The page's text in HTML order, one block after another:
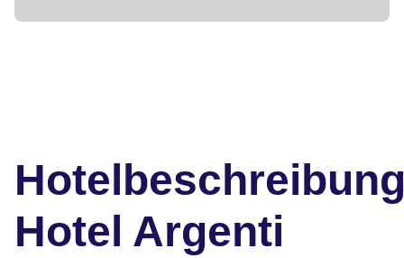
Hotel Argenti